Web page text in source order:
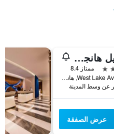
سوفيتيل هانجزو ويستليك
ممتاز 8.4
333 West Lake Avenue, هانغزهو, الصين
عرض الصفقة